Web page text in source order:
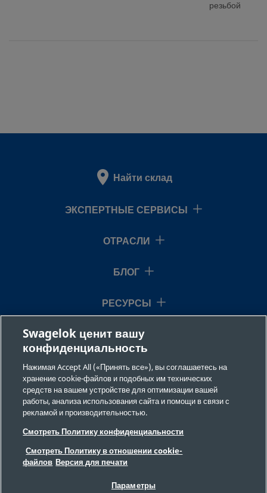
резьбой
Найти склад
ЭКСПЕРТНЫЕ СЕРВИСЫ
ОТРАСЛИ
БЛОГ
РЕСУРСЫ
О НАС
Конфиденциальность
Юридическая информация
ВЫХОДНЫЕ ДАННЫЕ
Swagelok ценит вашу
конфиденциальность
Нажимая Accept All («Принять все»), вы соглашаетесь на
хранение cookie-файлов и подобных им технических
средств на вашем устройстве для оптимизации вашей
работы, анализа использования сайта и помощи в связи с
рекламой и производительностью.
Смотреть Политику конфиденциальности
Смотреть Политику в отношении cookie-
файлов Версия для печати
Параметры